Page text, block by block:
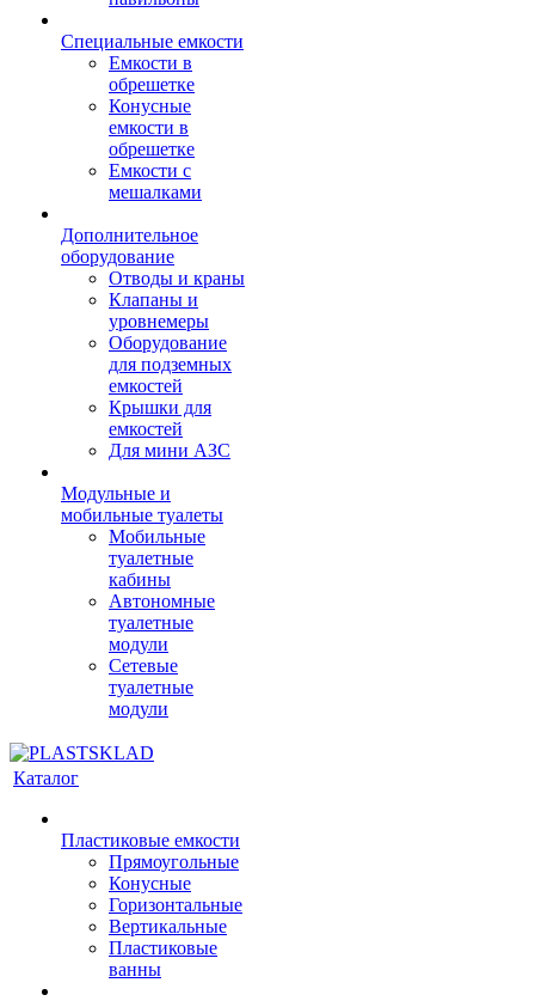
Специальные емкости
Емкости в
обрешетке
Конусные
емкости в
обрешетке
Емкости с
мешалками
Дополнительное
оборудование
Отводы и краны
Клапаны и
уровнемеры
Оборудование
для подземных
емкостей
Крышки для
емкостей
Для мини АЗС
Модульные и
мобильные туалеты
Мобильные
туалетные
кабины
Автономные
туалетные
модули
Сетевые
туалетные
модули
Каталог
Пластиковые емкости
Прямоугольные
Конусные
Горизонтальные
Вертикальные
Пластиковые
ванны